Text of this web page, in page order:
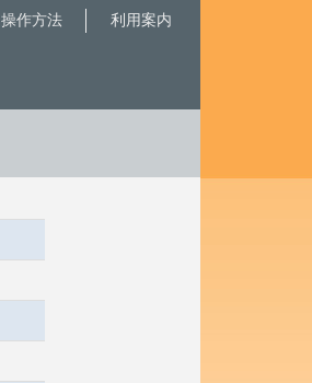
利用案内
操作方法